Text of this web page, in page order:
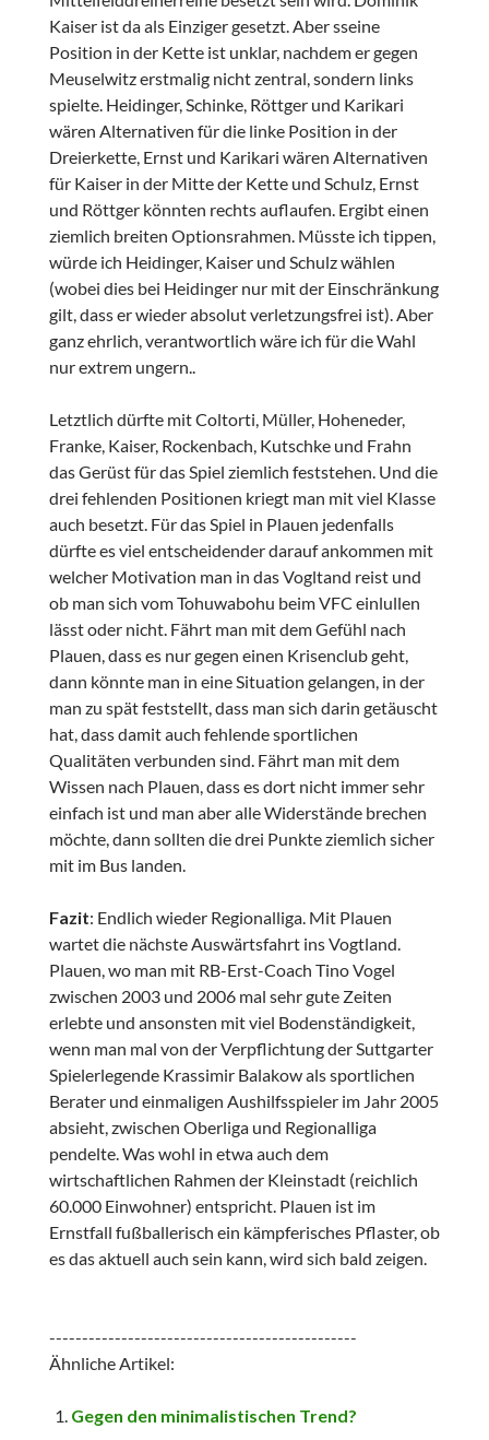
Kaiser ist da als Einziger gesetzt. Aber sseine
Position in der Kette ist unklar, nachdem er gegen
Meuselwitz erstmalig nicht zentral, sondern links
spielte. Heidinger, Schinke, Röttger und Karikari
wären Alternativen für die linke Position in der
Dreierkette, Ernst und Karikari wären Alternativen
für Kaiser in der Mitte der Kette und Schulz, Ernst
und Röttger könnten rechts auflaufen. Ergibt einen
ziemlich breiten Optionsrahmen. Müsste ich tippen,
würde ich Heidinger, Kaiser und Schulz wählen
(wobei dies bei Heidinger nur mit der Einschränkung
gilt, dass er wieder absolut verletzungsfrei ist). Aber
ganz ehrlich, verantwortlich wäre ich für die Wahl
nur extrem ungern..
Letztlich dürfte mit Coltorti, Müller, Hoheneder,
Franke, Kaiser, Rockenbach, Kutschke und Frahn
das Gerüst für das Spiel ziemlich feststehen. Und die
drei fehlenden Positionen kriegt man mit viel Klasse
auch besetzt. Für das Spiel in Plauen jedenfalls
dürfte es viel entscheidender darauf ankommen mit
welcher Motivation man in das Vogltand reist und
ob man sich vom Tohuwabohu beim VFC einlullen
lässt oder nicht. Fährt man mit dem Gefühl nach
Plauen, dass es nur gegen einen Krisenclub geht,
dann könnte man in eine Situation gelangen, in der
man zu spät feststellt, dass man sich darin getäuscht
hat, dass damit auch fehlende sportlichen
Qualitäten verbunden sind. Fährt man mit dem
Wissen nach Plauen, dass es dort nicht immer sehr
einfach ist und man aber alle Widerstände brechen
möchte, dann sollten die drei Punkte ziemlich sicher
mit im Bus landen.
Fazit: Endlich wieder Regionalliga. Mit Plauen
wartet die nächste Auswärtsfahrt ins Vogtland.
Plauen, wo man mit RB-Erst-Coach Tino Vogel
zwischen 2003 und 2006 mal sehr gute Zeiten
erlebte und ansonsten mit viel Bodenständigkeit,
wenn man mal von der Verpflichtung der Suttgarter
Spielerlegende Krassimir Balakow als sportlichen
Berater und einmaligen Aushilfsspieler im Jahr 2005
absieht, zwischen Oberliga und Regionalliga
pendelte. Was wohl in etwa auch dem
wirtschaftlichen Rahmen der Kleinstadt (reichlich
60.000 Einwohner) entspricht. Plauen ist im
Ernstfall fußballerisch ein kämpferisches Pflaster, ob
es das aktuell auch sein kann, wird sich bald zeigen.
-----------------------------------------------
Ähnliche Artikel:
Gegen den minimalistischen Trend?